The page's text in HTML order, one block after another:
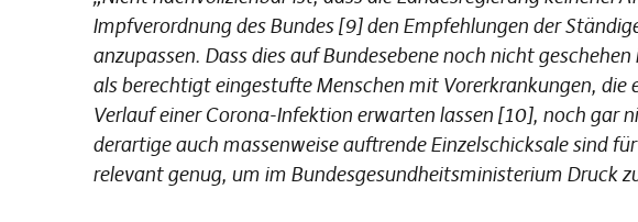
Impfverordnung des Bundes [9] den Empfehlungen der
anzupassen. Dass dies auf Bundesebene noch nicht
als berechtigt eingestufte Menschen mit Vorerkrankungen, die
Verlauf einer Corona-Infektion erwarten lassen [10], noch gar
derartige auch massenweise auftrende Einzelschicksale sind
relevant genug, um im Bundesgesundheitsministerium Druck